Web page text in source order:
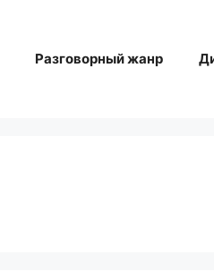
Разговорный жанр